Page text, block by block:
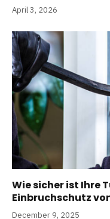
April 3, 2026
Wie sicher ist Ihre
Einbruchschutz
December 9, 2025